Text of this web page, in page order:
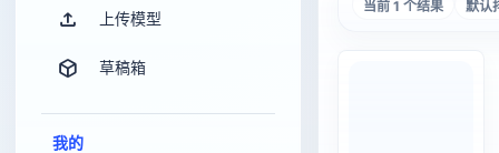
上传模型
草稿箱
我的
当前 1 个结果 默认